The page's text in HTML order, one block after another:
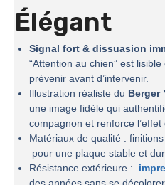
Élégant
Signal fort & dissuasion
“Attention au chien” est
prévenir avant d’intervenir.
Illustration réaliste du Berger
une image fidèle qui
compagnon et renforce
Matériaux de qualité :
pour une plaque stable et
Résistance extérieure :